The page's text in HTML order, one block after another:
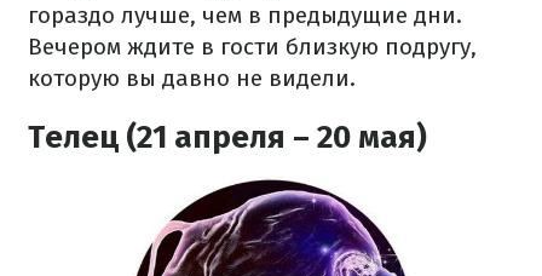
гораздо лучше, чем в предыдущие дни.
Вечером ждите в гости близкую подругу,
которую вы давно не видели.
Телец (21 апреля – 20 мая)